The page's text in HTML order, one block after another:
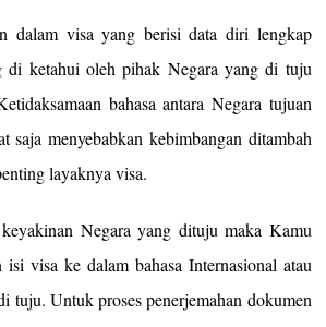
dalam visa yang berisi data diri lengkap
di ketahui oleh pihak Negara yang di tuju
bahasa antara Negara tujuan
saja menyebabkan kebimbangan ditambah
layaknya visa.
Negara yang dituju maka Kamu
isi visa ke dalam bahasa Internasional atau
tuju. Untuk proses penerjemahan dokumen